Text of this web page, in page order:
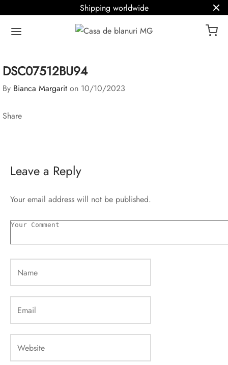
Shipping worldwide
DSC07512BU94
By Bianca Margarit on 10/10/2023
Share
Leave a Reply
Your email address will not be published.